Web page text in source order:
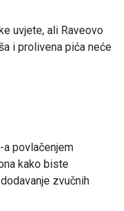
uvjete, ali Raveovo
i prolivena pića neće
povlačenjem
kako biste
zvučnih